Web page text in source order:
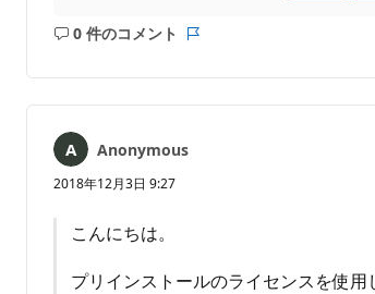
0 件のコメント
コ
ト
あ
り
せ
ト
Anonymous
2018年12月3日 9:27
こんにちは。
プリインストールのライセンスを使